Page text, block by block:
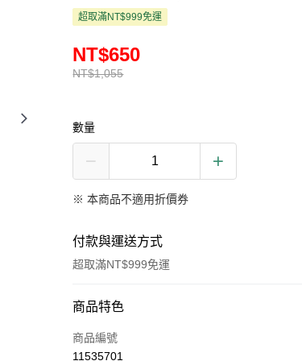
超取滿NT$999免運
NT$1,055
NT$650
數量
※ 本商品不適用折價券
付款與運送方式
超取滿NT$999免運
付款方式
信用卡一次付款
商品特色
商品編號
11535701